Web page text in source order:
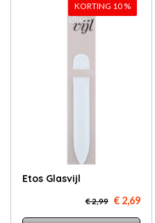
KORTING 10 %
Etos Glas­vijl
€ 2,99 € 2,69